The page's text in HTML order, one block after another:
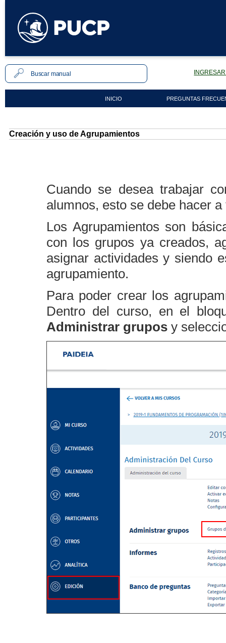
INICIO PREGUNTAS
Creación y uso de Agrupamientos
Cuando se desea trabajar
alumnos, esto se debe hacer
Los Agrupamientos son
con los grupos ya creados,
asignar actividades y siendo
agrupamiento.
Para poder crear los
Dentro del curso, en el
Administrar grupos y